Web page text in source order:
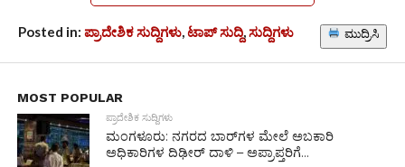
Posted in: ಪ್ರಾದೇಶಿಕ ಸುದ್ದಿಗಳು, ಟಾಪ್ ಸುದ್ದಿ, ಸುದ್ದಿಗಳು ಮುದ್ರಿಸಿ
MOST POPULAR
ಪ್ರಾದೇಶಿಕ ಸುದ್ದಿಗಳು
ಮಂಗಳೂರು: ನಗರದ ಬಾರ್‌ಗಳ ಮೇಲೆ ಅಬಕಾರಿ
ಅಧಿಕಾರಿಗಳ ದಿಢೀರ್ ದಾಳಿ – ಅಪ್ರಾಪ್ತರಿಗೆ...